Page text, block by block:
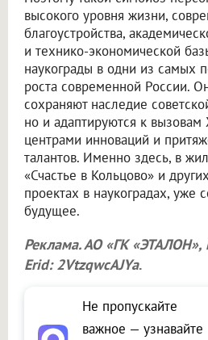
высокого уровня жизни,
благоустройства,
и технико-экономической
наукограды в одни из самых
роста современной России.
сохраняют наследие
но и адаптируются к вызовам
центрами инноваций и
талантов. Именно здесь, в
«Счастье в Кольцово» и
проектах в наукоградах, уже
будущее.
Реклама. АО «ГК
Erid: 2VtzqwcAJYa.
Не пропускайте
важное — узнавайте